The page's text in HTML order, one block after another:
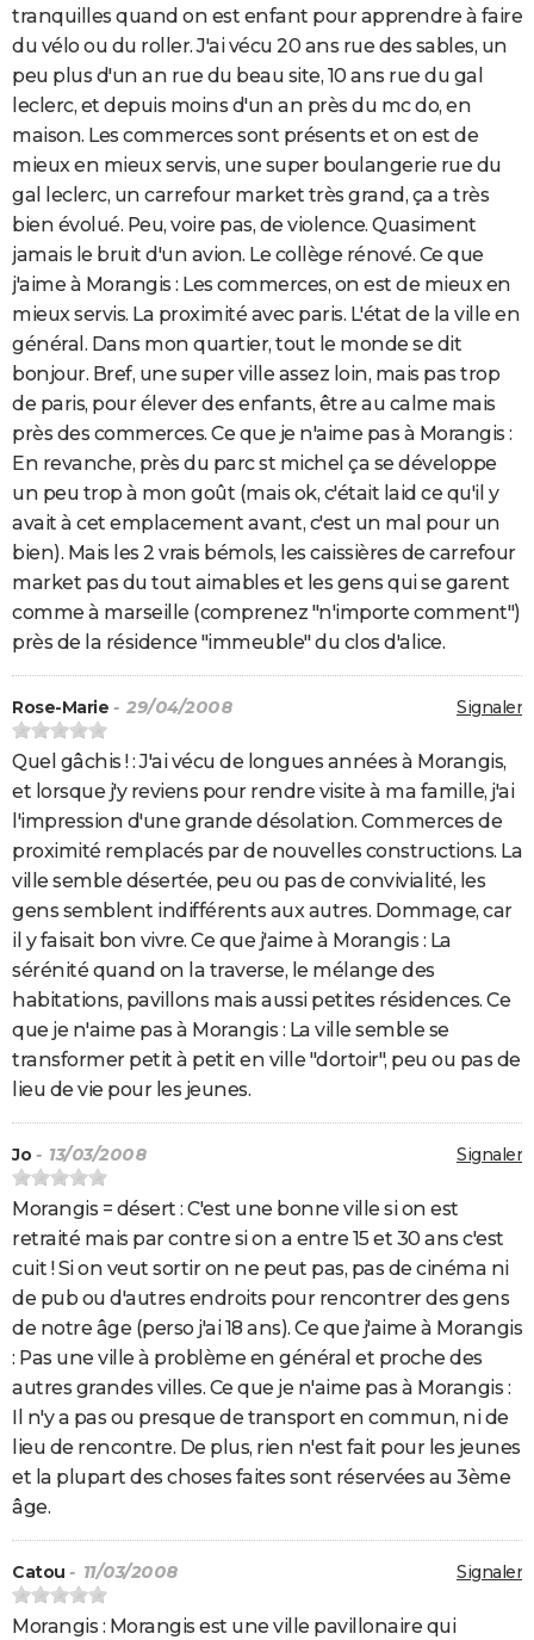
tranquilles quand on est enfant pour apprendre à faire
du vélo ou du roller. J'ai vécu 20 ans rue des sables, un
peu plus d'un an rue du beau site, 10 ans rue du gal
leclerc, et depuis moins d'un an près du mc do, en
maison. Les commerces sont présents et on est de
mieux en mieux servis, une super boulangerie rue du
gal leclerc, un carrefour market très grand, ça a très
bien évolué. Peu, voire pas, de violence. Quasiment
jamais le bruit d'un avion. Le collège rénové. Ce que
j'aime à Morangis : Les commerces, on est de mieux en
mieux servis. La proximité avec paris. L'état de la ville en
général. Dans mon quartier, tout le monde se dit
bonjour. Bref, une super ville assez loin, mais pas trop
de paris, pour élever des enfants, être au calme mais
près des commerces. Ce que je n'aime pas à Morangis :
En revanche, près du parc st michel ça se développe
un peu trop à mon goût (mais ok, c'était laid ce qu'il y
avait à cet emplacement avant, c'est un mal pour un
bien). Mais les 2 vrais bémols, les caissières de carrefour
market pas du tout aimables et les gens qui se garent
comme à marseille (comprenez "n'importe comment")
près de la résidence "immeuble" du clos d'alice.
Signaler
Rose-Marie - 29/04/2008
Quel gâchis ! : J'ai vécu de longues années à Morangis,
et lorsque j'y reviens pour rendre visite à ma famille, j'ai
l'impression d'une grande désolation. Commerces de
proximité remplacés par de nouvelles constructions. La
ville semble désertée, peu ou pas de convivialité, les
gens semblent indifférents aux autres. Dommage, car
il y faisait bon vivre. Ce que j'aime à Morangis : La
sérénité quand on la traverse, le mélange des
habitations, pavillons mais aussi petites résidences. Ce
que je n'aime pas à Morangis : La ville semble se
transformer petit à petit en ville "dortoir", peu ou pas de
lieu de vie pour les jeunes.
Signaler
Jo - 13/03/2008
Morangis = désert : C'est une bonne ville si on est
retraité mais par contre si on a entre 15 et 30 ans c'est
cuit ! Si on veut sortir on ne peut pas, pas de cinéma ni
de pub ou d'autres endroits pour rencontrer des gens
de notre âge (perso j'ai 18 ans). Ce que j'aime à Morangis
: Pas une ville à problème en général et proche des
autres grandes villes. Ce que je n'aime pas à Morangis :
Il n'y a pas ou presque de transport en commun, ni de
lieu de rencontre. De plus, rien n'est fait pour les jeunes
et la plupart des choses faites sont réservées au 3ème
âge.
Signaler
Catou - 11/03/2008
Morangis : Morangis est une ville pavillonaire qui